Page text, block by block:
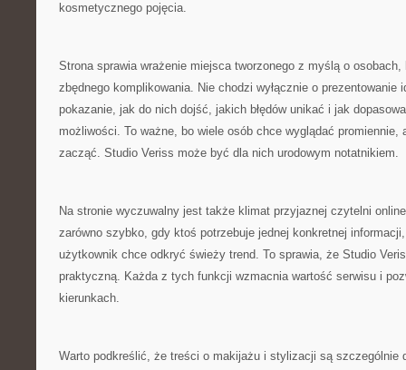
kosmetycznego pojęcia.
Strona sprawia wrażenie miejsca tworzonego z myślą o
zbędnego komplikowania. Nie chodzi wyłącznie o prezentowanie
pokazanie, jak do nich dojść, jakich błędów unikać i jak
możliwości. To ważne, bo wiele osób chce wyglądać promiennie,
zacząć. Studio Veriss może być dla nich urodowym notatnikiem.
Na stronie wyczuwalny jest także klimat przyjaznej czytelni
zarówno szybko, gdy ktoś potrzebuje jednej konkretnej
użytkownik chce odkryć świeży trend. To sprawia, że Studio
praktyczną. Każda z tych funkcji wzmacnia wartość serwisu i
kierunkach.
Warto podkreślić, że treści o makijażu i stylizacji są szczególnie